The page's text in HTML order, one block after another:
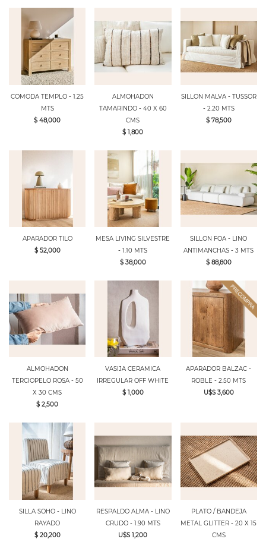
COMODA TEMPLO - 1.25
MTS
$ 48,000
ALMOHADON
TAMARINDO - 40 X 60
CMS
$ 1,800
SILLON MALVA - TUSSOR
- 2.20 MTS
$ 78,500
APARADOR TILO
$ 52,000
MESA LIVING SILVESTRE
- 1.10 MTS
$ 38,000
SILLON FOA - LINO
ANTIMANCHAS - 3 MTS
$ 88,800
ALMOHADON
TERCIOPELO ROSA - 50
X 30 CMS
$ 2,500
VASIJA CERAMICA
IRREGULAR OFF WHITE
$ 1,000
APARADOR BALZAC -
ROBLE - 2.50 MTS
U$S 3,600
SILLA SOHO - LINO
RAYADO
$ 20,200
RESPALDO ALMA - LINO
CRUDO - 1.90 MTS
U$S 1,200
PLATO / BANDEJA
METAL GLITTER - 20 X 15
CMS